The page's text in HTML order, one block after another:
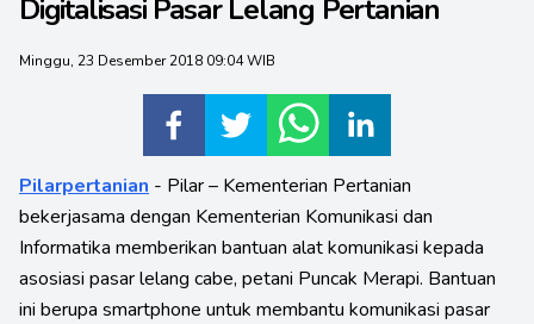
Digitalisasi Pasar Lelang Pertanian
Minggu, 23 Desember 2018 09:04 WIB
Pilarpertanian - Pilar – Kementerian Pertanian
bekerjasama dengan Kementerian Komunikasi dan
Informatika memberikan bantuan alat komunikasi kepada
asosiasi pasar lelang cabe, petani Puncak Merapi. Bantuan
ini berupa smartphone untuk membantu komunikasi pasar